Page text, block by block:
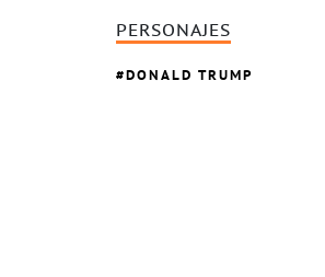
PERSONAJES
DONALD TRUMP